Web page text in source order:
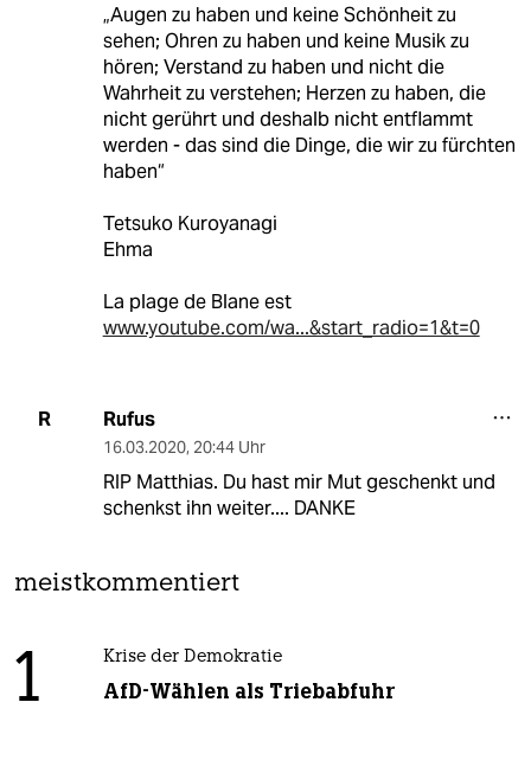
„Augen zu haben und keine Schönheit zu
sehen; Ohren zu haben und keine Musik zu
hören; Verstand zu haben und nicht die
Wahrheit zu verstehen; Herzen zu haben, die
nicht gerührt und deshalb nicht entflammt
werden - das sind die Dinge, die wir zu fürchten
haben“
Tetsuko Kuroyanagi
Ehma
La plage de Blane est
www.youtube.com/wa...&start_radio=1&t=0
R Rufus
16.03.2020, 20:44 Uhr
RIP Matthias. Du hast mir Mut geschenkt und
schenkst ihn weiter.... DANKE
meistkommentiert
1 Krise der Demokratie
AfD-Wählen als Triebabfuhr